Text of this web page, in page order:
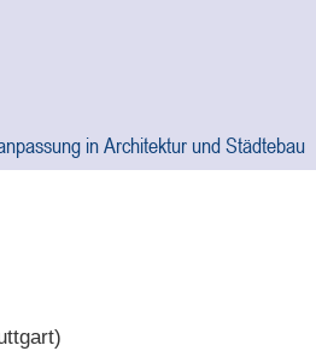
in Architektur und Städtebau